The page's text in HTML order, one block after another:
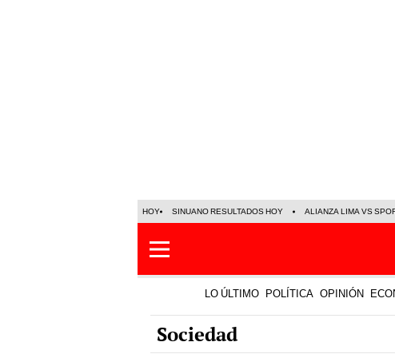
HOY SINUANO RESULTADOS HOY ALIANZA LIMA VS
LO ÚLTIMO POLÍTICA OPINIÓN
Sociedad